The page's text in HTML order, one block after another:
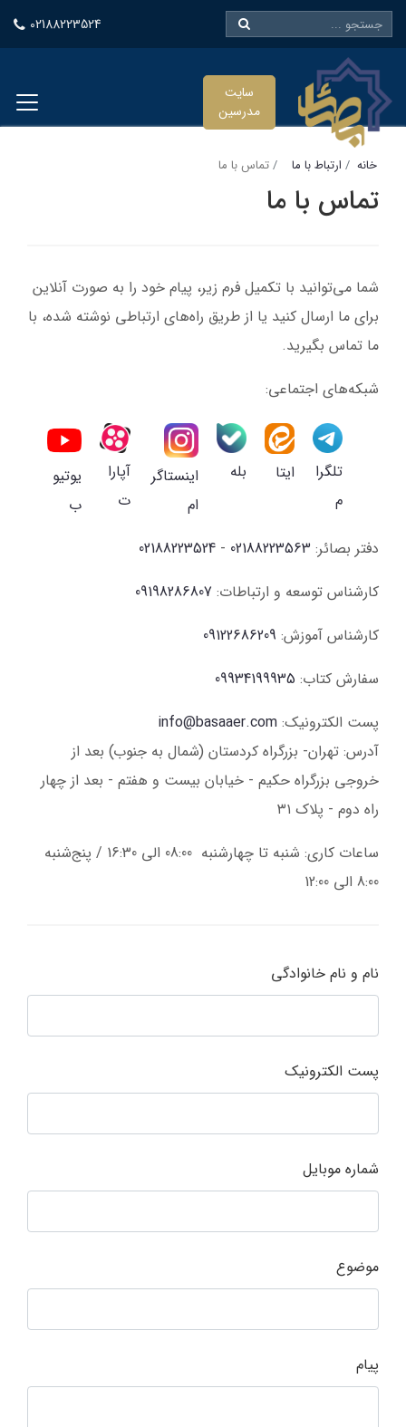
02188223524
سایت
مدرسین
خانه ارتباط با ما تماس با ما
تماس با ما
شما می‌توانید با تکمیل فرم زیر، پیام خود را به صورت آنلاین
برای ما ارسال کنید یا از طریق راه‌های ارتباطی نوشته شده، با
ما تماس بگیرید.
شبکه‌های اجتماعی:
تلگرا
م
ایتا بله
اینستاگر
ام
آپارا
ت
یوتیو
ب
دفتر بصائر: 02188223563
-
02188223524
کارشناس توسعه و ارتباطات: 09198286807
کارشناس آموزش: 09122686209
سفارش کتاب: 09934199935
پست الکترونیک: info@basaaer.com
آدرس: تهران- بزرگراه کردستان (شمال به جنوب) بعد از
خروجی بزرگراه حکیم - خیابان بیست و هفتم - بعد از چهار
راه دوم - پلاک ۳۱
ساعات کاری: شنبه تا چهارشنبه 08:00 الی 16:30 / پنج‌شنبه
8:00 الی 12:00
نام و نام خانوادگی
پست الکترونیک
شماره موبایل
موضوع
پیام